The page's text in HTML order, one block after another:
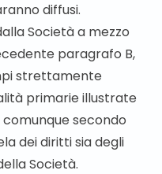
diffusi.
Società a mezzo
paragrafo B,
strettamente
primarie illustrate
secondo
dei diritti sia degli
Società.